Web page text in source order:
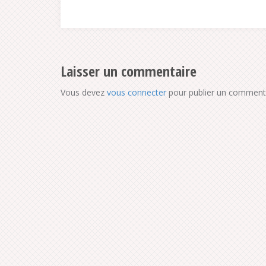
Laisser un commentaire
Vous devez vous connecterpour publier un